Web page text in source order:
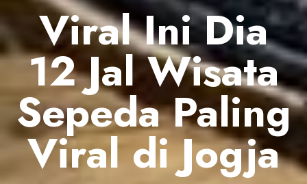
Viral Ini Dia
12 Jal Wisata
Sepeda Paling
Viral di Jogja